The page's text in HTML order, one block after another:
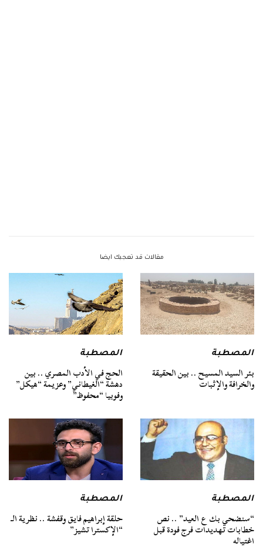
مقالات قد تعجبك ايضا
المصطبة
بئر السيد المسيح .. بين الحقيقة
والخرافة والإثبات
المصطبة
الحج في الأدب المصري .. بين
دهشة “الغيطاني” وعزيمة “هيكل”
وفوبيا “محفوظ”
المصطبة
“سنضحي بك ع العيد” .. نص
خطابات تهديدات فرج فودة قبل
اغتياله
المصطبة
حلقة إبراهيم فايق وقفشة .. نظرية الـ
“الإكسترا تشيز”